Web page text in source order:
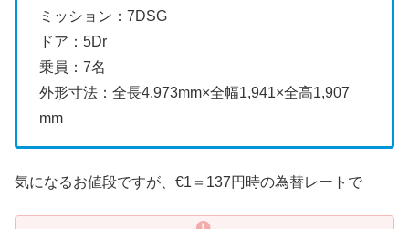
ミッション：7DSG
ドア：5Dr
乗員：7名
外形寸法：全長4,973mm×全幅1,941×全高1,907
mm
気になるお値段ですが、€1＝137円時の為替レートで